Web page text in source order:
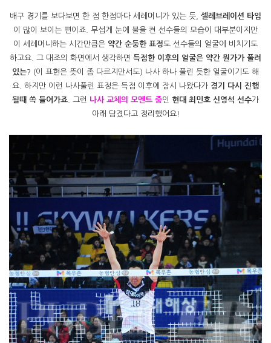
배구 경기를 보다보면 한 점 한점마다 세레머니가 있는 듯, 셀레브레이션 타임
이 많이 보이는 편이죠. 무섭게 눈에 불을 켠 선수들의 모습이 대부분이지만
이 세레머니하는 시간만큼은 약간 순둥한 표정도 선수들의 얼굴에 비치기도
하고요. 그 대조의 화면에서 생각하면 득점한 이후의 얼굴은 약간 뭔가가 풀려
있는? (이 표현은 뜻이 좀 다르지만서도) 나사 하나 풀린 듯한 얼굴이기도 해
요. 하지만 이런 나사풀린 표정은 득점 이후에 잠시 나왔다가 경기 다시 진행
될때 쏙 들어가죠 . 그런 나사 교체의 모멘트 중인 현대 최민호 신영석 선수가
아래 담겼다고 정리했어요!